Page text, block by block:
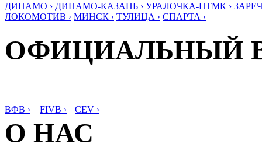
ДИНАМО › ДИНАМО-КАЗАНЬ › УРАЛОЧКА-НТМК ›
ЛОКОМОТИВ › МИНСК › ТУЛИЦА › СПАРТА ›
ОФИЦИАЛЬНЫЙ
ВФВ › FIVB › CEV ›
О НАС